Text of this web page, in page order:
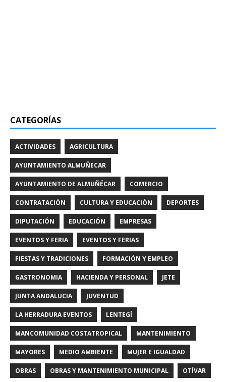
CATEGORÍAS
ACTIVIDADES AGRICULTURA
AYUNTAMIENTO ALMUÑECAR
AYUNTAMIENTO DE ALMUÑÉCAR COMERCIO
CONTRATACIÓN CULTURA Y EDUCACIÓN DEPORTES
DIPUTACIÓN EDUCACIÓN EMPRESAS
EVENTOS Y FERIA EVENTOS Y FERIAS
FIESTAS Y TRADICIONES FORMACIÓN Y EMPLEO
GASTRONOMIA HACIENDA Y PERSONAL JETE
JUNTA ANDALUCIA JUVENTUD
LA HERRADURA EVENTOS LENTEGÍ
MANCOMUNIDAD COSTATROPICAL MANTENIMIENTO
MAYORES MEDIO AMBIENTE MUJER E IGUALDAD
OBRAS OBRAS Y MANTENIMIENTO MUNICIPAL OTÍVAR